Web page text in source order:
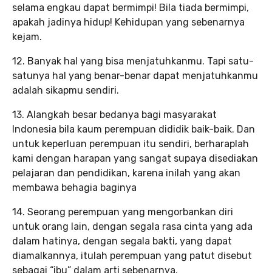
selama engkau dapat bermimpi! Bila tiada bermimpi,
apakah jadinya hidup! Kehidupan yang sebenarnya
kejam.
12. Banyak hal yang bisa menjatuhkanmu. Tapi satu-
satunya hal yang benar-benar dapat menjatuhkanmu
adalah sikapmu sendiri.
13. Alangkah besar bedanya bagi masyarakat
Indonesia bila kaum perempuan dididik baik-baik. Dan
untuk keperluan perempuan itu sendiri, berharaplah
kami dengan harapan yang sangat supaya disediakan
pelajaran dan pendidikan, karena inilah yang akan
membawa behagia baginya
14. Seorang perempuan yang mengorbankan diri
untuk orang lain, dengan segala rasa cinta yang ada
dalam hatinya, dengan segala bakti, yang dapat
diamalkannya, itulah perempuan yang patut disebut
sebagai “ibu” dalam arti sebenarnya.